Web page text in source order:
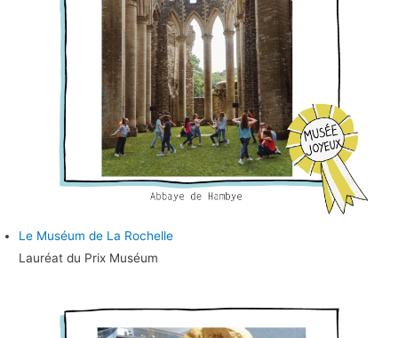
Le Muséum de La Rochelle
Lauréat du Prix Muséum